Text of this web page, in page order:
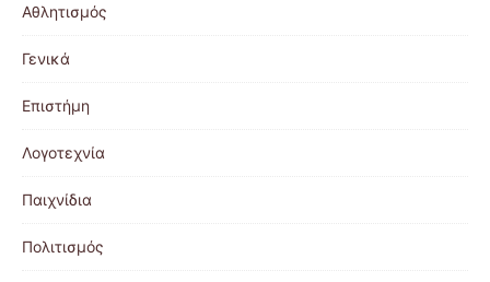
Αθλητισμός
Γενικά
Επιστήμη
Λογοτεχνία
Παιχνίδια
Πολιτισμός